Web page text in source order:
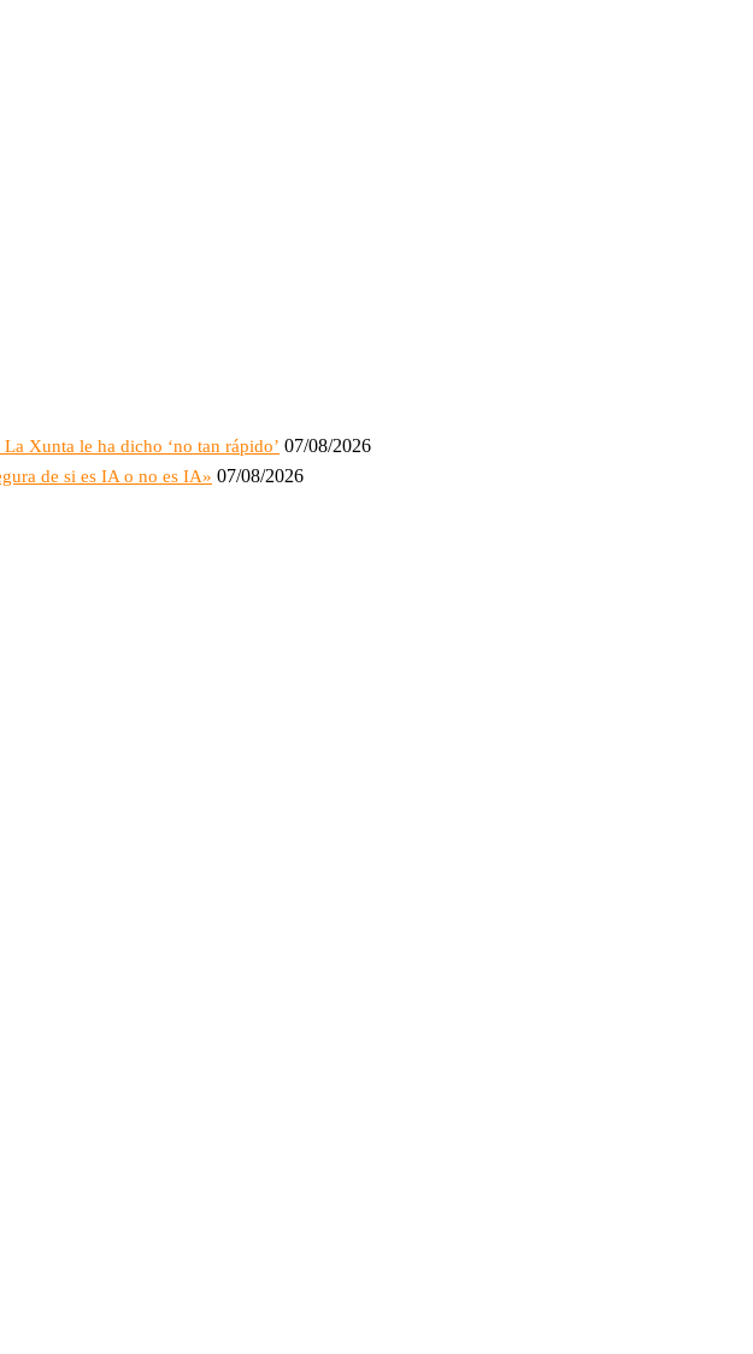
Xunta le ha dicho ‘no tan rápido’ 07/08/2026
de si es IA o no es IA» 07/08/2026